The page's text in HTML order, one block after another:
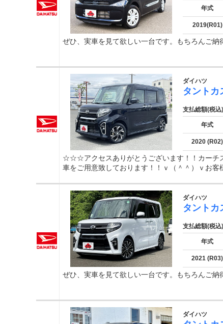
年式
2019(R01)
ぜひ、実車を見て欲しい一台です。もちろんご納
ダイハツ
タントカ
支払総額(税込)
年式
2020 (R02)
☆☆☆アクセスありがとうございます！！カーチ
車をご用意致しております！！ｖ（＾＾）ｖお客
ダイハツ
タントカ
支払総額(税込)
年式
2021 (R03)
ぜひ、実車を見て欲しい一台です。もちろんご納
ダイハツ